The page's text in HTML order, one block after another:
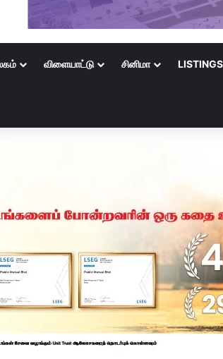
விளையாட்டு சினிமா LISTINGS